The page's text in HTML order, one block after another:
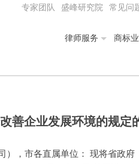
专家团队 盛峰研究院 常见问
律师服务 商标
善企业发展环境的规定
，市各直属单位： 现将省政府